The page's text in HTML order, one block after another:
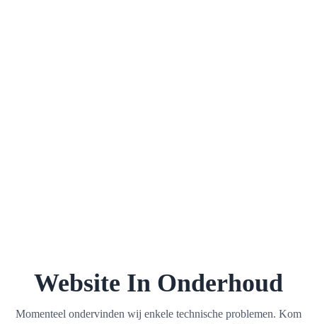
Website In Onderhoud
Momenteel ondervinden wij enkele technische problemen. Kom